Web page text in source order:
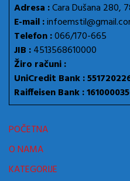
Adresa :Cara Dušana 280,
E-mail :
Telefon :066/170-665
JIB :4513568610000
Žiro računi :
UniCredit Bank :
Raiffeisen Bank :
POČETNA
O NAMA
KATEGORIJE